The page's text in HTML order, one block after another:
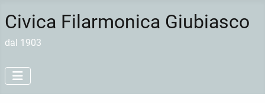
Civica Filarmonica Giubiasco
dal 1903